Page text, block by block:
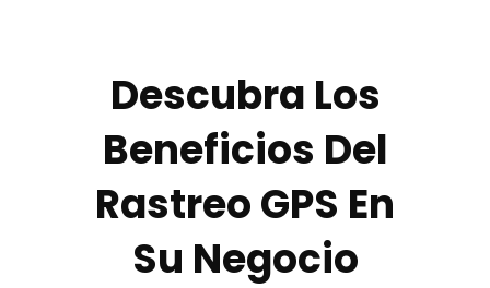
Descubra Los
Beneficios Del
Rastreo GPS En
Su Negocio